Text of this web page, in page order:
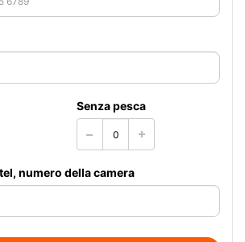
Senza pesca
numero della camera